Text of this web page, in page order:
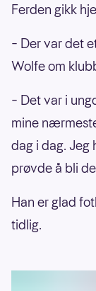
Ferden gikk
– Der var det
Wolfe om
– Det var i
mine
dag i dag. Jeg
prøvde å bli
Han er glad
tidlig.